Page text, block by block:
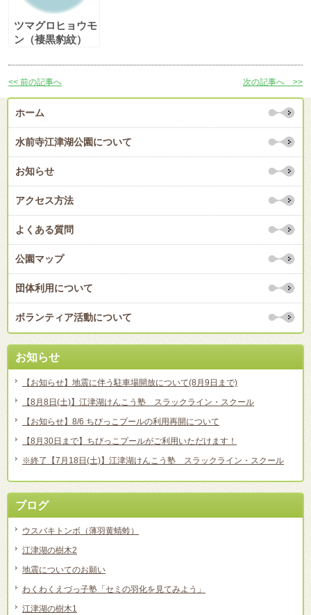
ツマグロヒョウモ
ン（褄黒豹紋）
<< 前の記事へ 次の記事へ >>
ホーム
水前寺江津湖公園について
お知らせ
アクセス方法
よくある質問
公園マップ
団体利用について
ボランティア活動について
お知らせ
【お知らせ】地震に伴う駐車場開放について(8月9日まで)
【8月8日(土)】江津湖けんこう塾 スラックライン・スクール
【お知らせ】8/6 ちびっこプールの利用再開について
【8月30日まで】ちびっこプールがご利用いただけます！
※終了【7月18日(土)】江津湖けんこう塾 スラックライン・スクール
ブログ
ウスバキトンボ（薄羽黄蜻蛉）
江津湖の樹木2
地震についてのお願い
わくわくえづっ子塾「セミの羽化を見てみよう」
江津湖の樹木1